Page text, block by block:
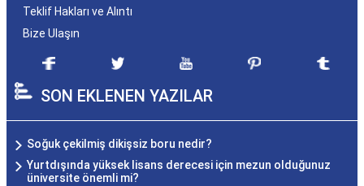
Teklif Hakları ve Alıntı
Bize Ulaşın
SON EKLENEN YAZILAR
Soğuk çekilmiş dikişsiz boru nedir?
Yurtdışında yüksek lisans derecesi için mezun olduğunuz
üniversite önemli mi?